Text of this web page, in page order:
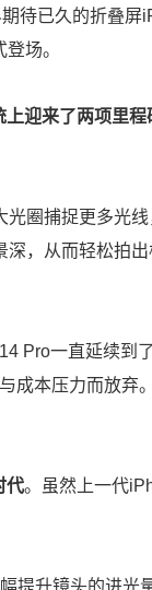
待已久的折叠屏
场。
迎来了两项里程
圈捕捉更多光
，从而轻松拍
Pro一直延续到
成本压力而放弃
代。虽然上一代
提升镜头的进光